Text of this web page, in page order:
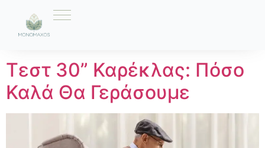
Ετικέτα:
Τεστ 30” Καρέκλας: Πόσο
Καλά Θα Γεράσουμε